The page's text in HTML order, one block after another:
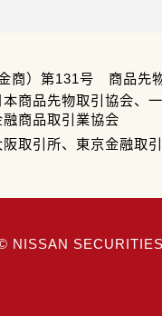
商）第131号 商品先
本商品先物取引協会、
商品取引業協会
取引所、東京金融取
NISSAN